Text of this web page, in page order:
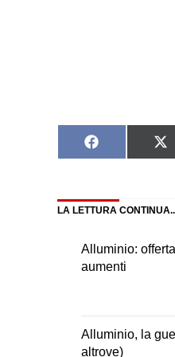
Share
on
LA LETTURA
Alluminio:
aumenti
Alluminio, la
altrove)